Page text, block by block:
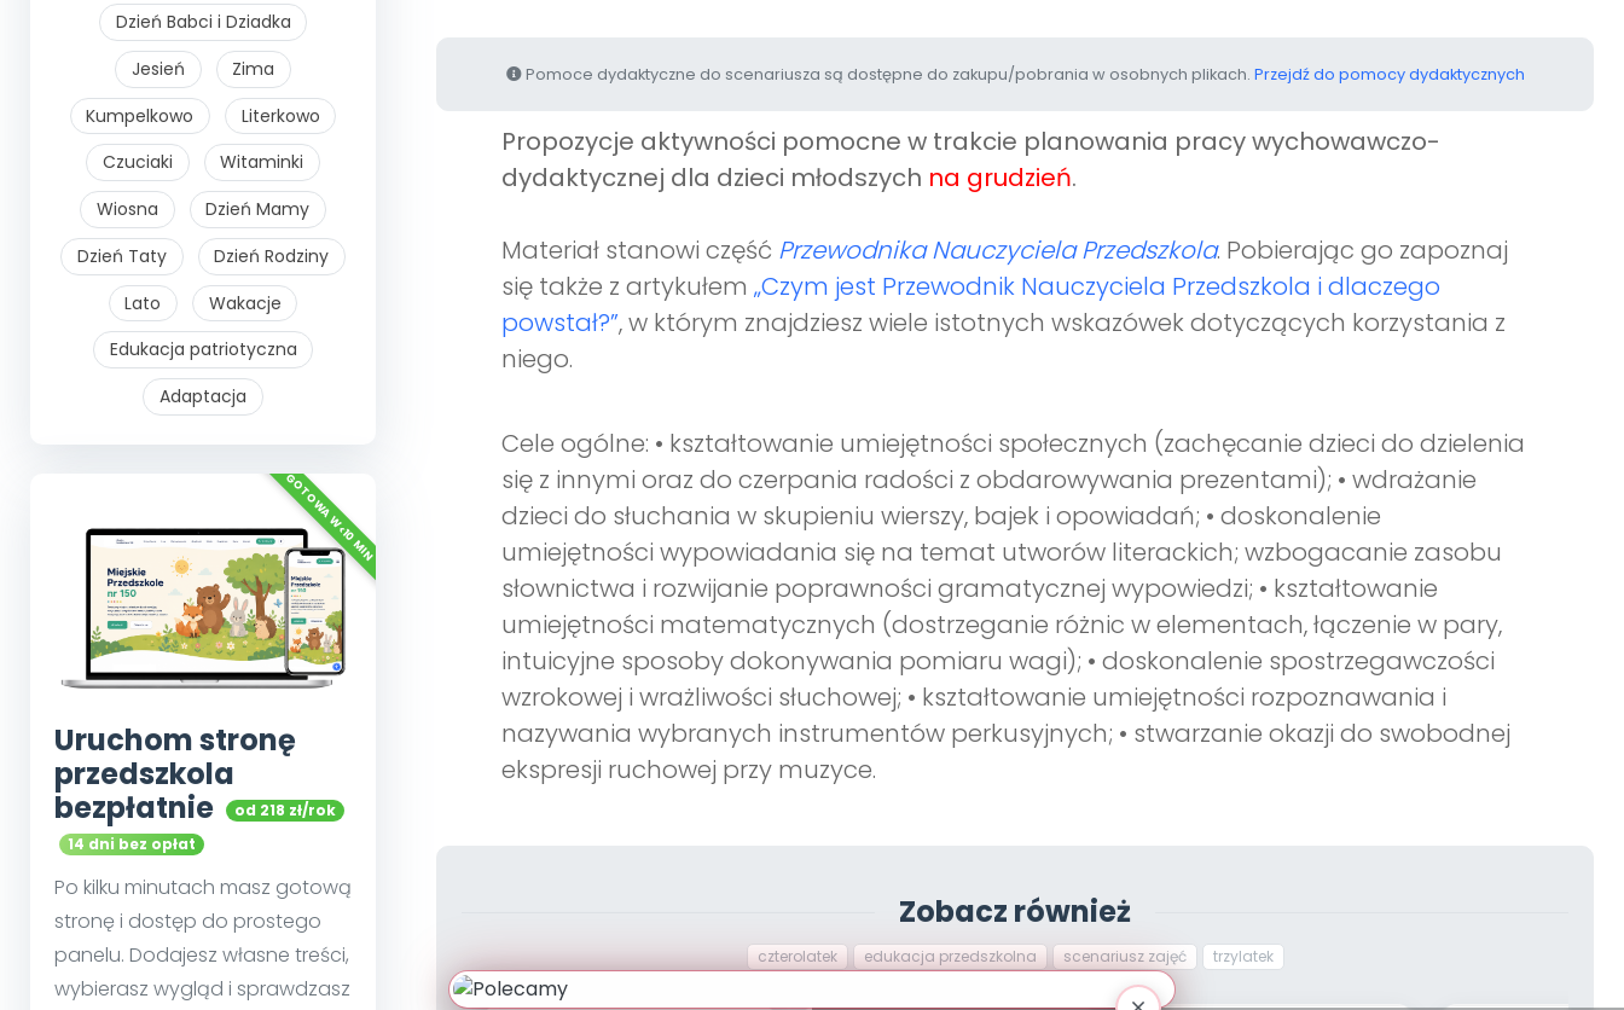
Dzień Babci i Dziadka
Jesień
Zima
Kumpelkowo
Literkowo
Czuciaki
Witaminki
Wiosna
Dzień Mamy
Dzień Taty
Dzień Rodziny
Lato
Wakacje
Edukacja patriotyczna
Adaptacja
Uruchom stronę
przedszkola
bezpłatnie
od 218 zł/rok
14 dni bez opłat
Po kilku minutach masz gotową
stronę i dostęp do prostego
panelu. Dodajesz własne treści,
wybierasz wygląd i sprawdzasz
Pomoce dydaktyczne do scenariusza są dostępne do zakupu/pobrania w osobnych plikach. Przejdź do pomocy dydaktycznych
Propozycje aktywności pomocne w trakcie planowania pracy wychowawczo-
dydaktycznej dla dzieci młodszych na grudzień.
Materiał stanowi część Przewodnika Nauczyciela Przedszkola. Pobierając go zapoznaj
się także z artykułem „Czym jest Przewodnik Nauczyciela Przedszkola i dlaczego
powstał?”, w którym znajdziesz wiele istotnych wskazówek dotyczących korzystania z
niego.
Cele ogólne: • kształtowanie umiejętności społecznych (zachęcanie dzieci do dzielenia
się z innymi oraz do czerpania radości z obdarowywania prezentami); • wdrażanie
dzieci do słuchania w skupieniu wierszy, bajek i opowiadań; • doskonalenie
umiejętności wypowiadania się na temat utworów literackich; wzbogacanie zasobu
słownictwa i rozwijanie poprawności gramatycznej wypowiedzi; • kształtowanie
umiejętności matematycznych (dostrzeganie różnic w elementach, łączenie w pary,
intuicyjne sposoby dokonywania pomiaru wagi); • doskonalenie spostrzegawczości
wzrokowej i wrażliwości słuchowej; • kształtowanie umiejętności rozpoznawania i
nazywania wybranych instrumentów perkusyjnych; • stwarzanie okazji do swobodnej
ekspresji ruchowej przy muzyce.
Zobacz również
czterolatek edukacja przedszkolna scenariusz zajęć trzylatek